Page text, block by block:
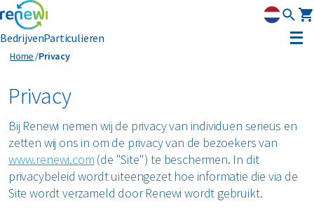
BedrijvenParticulieren
Container huren
Afvalbeheer
Afvalbeheer
Afvalinzameling
Rolcontainers
Afzetcontainers
Ondergrondse containers
Soorten afval
Asbest
Circulaire materialen
Home Privacy
Privacy
Privacy
Bij Renewi nemen wij de privacy van individuen serieus en
zetten wij ons in om de privacy van de bezoekers van
www.renewi.com (de "Site") te beschermen. In dit
privacybeleid wordt uiteengezet hoe informatie die via de
Site wordt verzameld door Renewi wordt gebruikt.